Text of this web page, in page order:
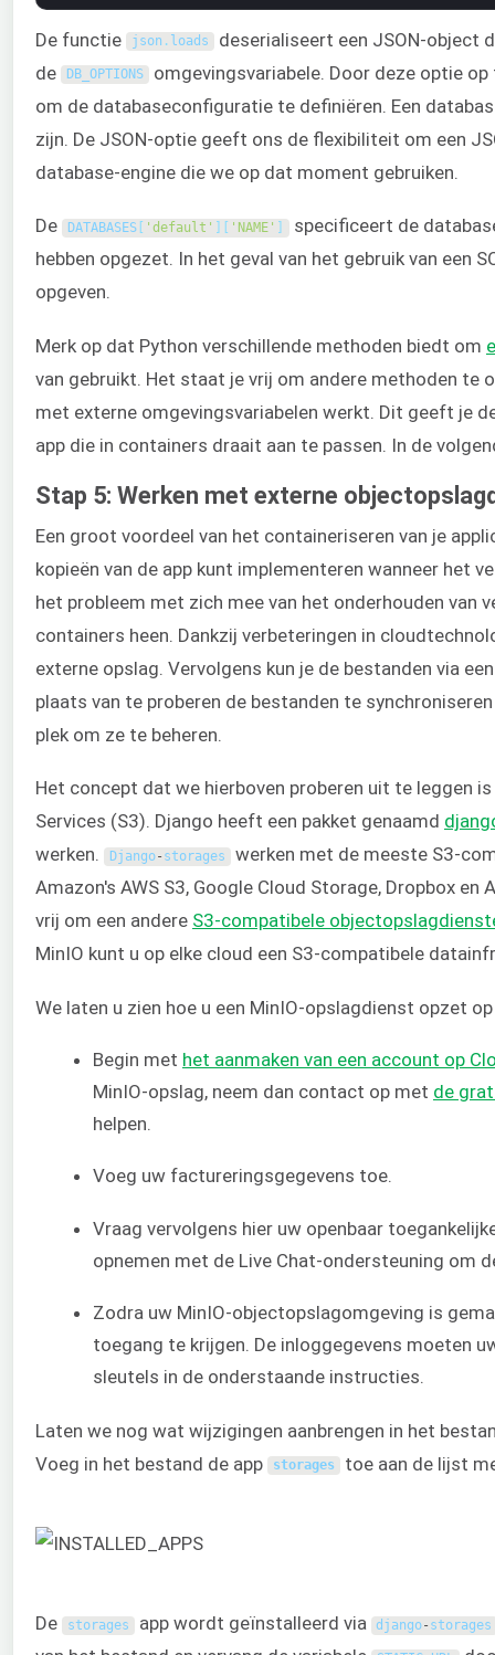
De functie json . loads deserialiseert een JSON-object
de
DB_OPTIONS omgevingsvariabele. Door deze optie
om de databaseconfiguratie te definiëren. Een
zijn. De JSON-optie geeft ons de flexibiliteit om een
database-engine die we op dat moment gebruiken.
De DATABASES[ 'default' 'NAME'
specificeert de
hebben opgezet. In het geval van het gebruik van een
opgeven.
Merk op dat Python verschillende methoden biedt om
van gebruikt. Het staat je vrij om andere methoden te
met externe omgevingsvariabelen werkt. Dit geeft je
app die in containers draait aan te passen. In de
Stap 5: Werken met externe
Een groot voordeel van het containeriseren van je
kopieën van de app kunt implementeren wanneer het
het probleem met zich mee van het onderhouden van
containers heen. Dankzij verbeteringen in
externe opslag. Vervolgens kun je de bestanden via
plaats van te proberen de bestanden te
plek om ze te beheren.
Het concept dat we hierboven proberen uit te leggen
Services (S3). Django heeft een pakket genaamd
werken.
Django- storages werken met de meeste S3-
Amazon's AWS S3, Google Cloud Storage, Dropbox
vrij om een andere S3-compatibele
MinIO kunt u op elke cloud een S3-compatibele
We laten u zien hoe u een MinIO-opslagdienst opzet
Begin met het aanmaken van een account op
MinIO-opslag, neem dan contact op met de
helpen.
Voeg uw factureringsgegevens toe.
Vraag vervolgens hier uw openbaar
opnemen met de Live Chat-ondersteuning om
Zodra uw MinIO-objectopslagomgeving is
toegang te krijgen. De inloggegevens moeten
sleutels in de onderstaande instructies.
Laten we nog wat wijzigingen aanbrengen in het
Voeg in het bestand de app
storages toe aan de lijst
De storages app wordt geïnstalleerd via django- storages